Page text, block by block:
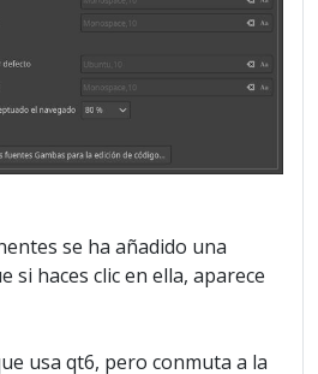
se ha añadido una
si haces clic en ella, aparece
usa qt6, pero conmuta a la